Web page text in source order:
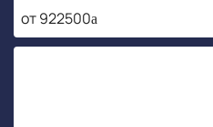
от 922500